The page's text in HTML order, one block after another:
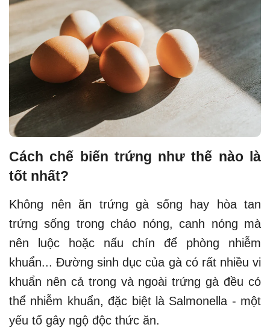
Cách chế biến trứng như thế nào là
tốt nhất?
Không nên ăn trứng gà sống hay hòa tan
trứng sống trong cháo nóng, canh nóng mà
nên luộc hoặc nấu chín để phòng nhiễm
khuẩn... Đường sinh dục của gà có rất nhiều vi
khuẩn nên cả trong và ngoài trứng gà đều có
thể nhiễm khuẩn, đặc biệt là Salmonella - một
yếu tố gây ngộ độc thức ăn.